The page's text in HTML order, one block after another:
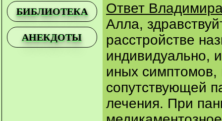
БИБЛИОТЕКА
АНЕКДОТЫ
Ответ
Алла,
расстройстве
индивидуально,
иных симптомов,
сопутствующей
лечения. При